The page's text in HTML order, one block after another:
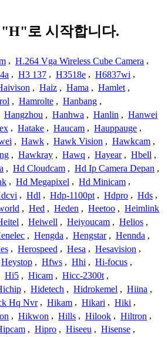
로 시작합니다.
, H.264 Vga Wireless Cube Camera ,
, H3 137 , H3518e , H6837wi ,
, Haiz , Hama , Hamlet ,
, Hamrolte , Hanbang ,
Hangzhou , Hanhwa , Hanlin , Hanwei
, Hatake , Haucam , Hauppauge ,
, Hawk , Hawk Vision , Hawkcam ,
, Hawkray , Hawq , Hayear , Hbell ,
, Hd Cloudcam , Hd Ip Camera Depan ,
, Hd Megapixel , Hd Minicam ,
, Hdl , Hdp-1100pt , Hdpro , Hds ,
, Hed , Heden , Heetoo , Heimlink
, Heiwell , Heiyoucam , Helios ,
, Hengda , Hengstar , Hennda ,
, Herospeed , Hesa , Hesavision ,
Heystop , Hfws , Hhi , Hi-focus ,
Hi5 , Hicam , Hicc-2300t ,
, Hidetech , Hidrokemel , Hiina ,
Hq Nvr , Hikam , Hikari , Hiki ,
, Hikwon , Hills , Hilook , Hiltron ,
, Hipro , Hiseeu , Hisense ,